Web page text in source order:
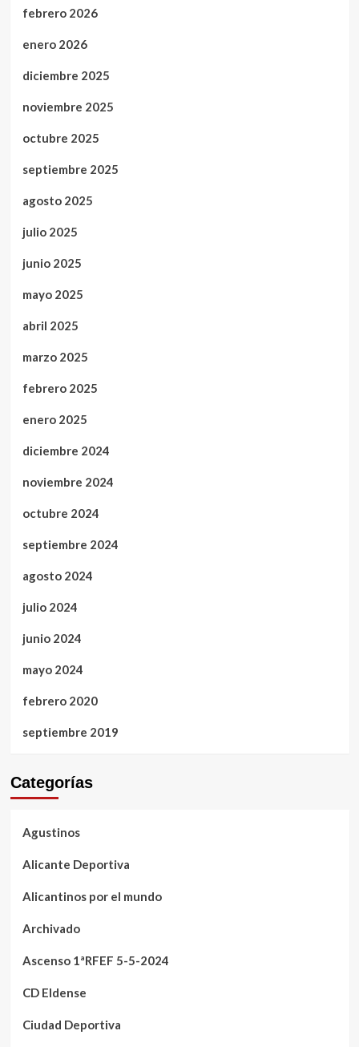
febrero 2026
enero 2026
diciembre 2025
noviembre 2025
octubre 2025
septiembre 2025
agosto 2025
julio 2025
junio 2025
mayo 2025
abril 2025
marzo 2025
febrero 2025
enero 2025
diciembre 2024
noviembre 2024
octubre 2024
septiembre 2024
agosto 2024
julio 2024
junio 2024
mayo 2024
febrero 2020
septiembre 2019
Categorías
Agustinos
Alicante Deportiva
Alicantinos por el mundo
Archivado
Ascenso 1ªRFEF 5-5-2024
CD Eldense
Ciudad Deportiva